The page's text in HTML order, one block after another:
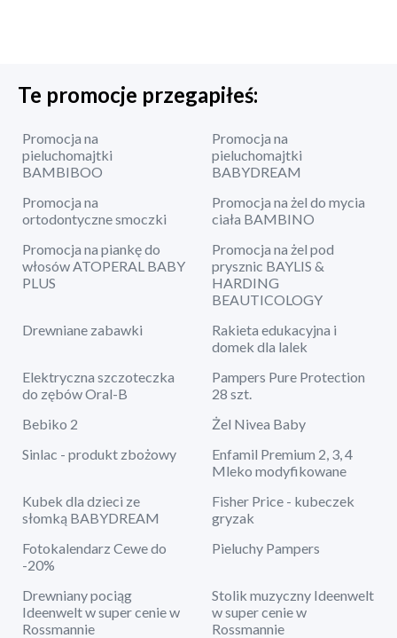
Te promocje przegapiłeś:
Promocja na
pieluchomajtki
BAMBIBOO
Promocja na
pieluchomajtki
BABYDREAM
Promocja na
ortodontyczne smoczki
Promocja na żel do mycia
ciała BAMBINO
Promocja na piankę do
włosów ATOPERAL BABY
PLUS
Promocja na żel pod
prysznic BAYLIS &
HARDING
BEAUTICOLOGY
Drewniane zabawki
Rakieta edukacyjna i
domek dla lalek
Elektryczna szczoteczka
do zębów Oral-B
Pampers Pure Protection
28 szt.
Bebiko 2
Żel Nivea Baby
Sinlac - produkt zbożowy
Enfamil Premium 2, 3, 4
Mleko modyfikowane
Kubek dla dzieci ze
słomką BABYDREAM
Fisher Price - kubeczek
gryzak
Fotokalendarz Cewe do
-20%
Pieluchy Pampers
Drewniany pociąg
Ideenwelt w super cenie w
Rossmannie
Stolik muzyczny Ideenwelt
w super cenie w
Rossmannie